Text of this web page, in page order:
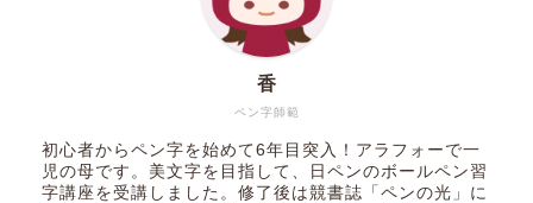
ペン字師範
香
初心者からペン字を始めて6年目突入！アラフォーで一
児の母です。美文字を目指して、日ペンのボールペン習
字講座を受講しました。修了後は競書誌「ペンの光」に